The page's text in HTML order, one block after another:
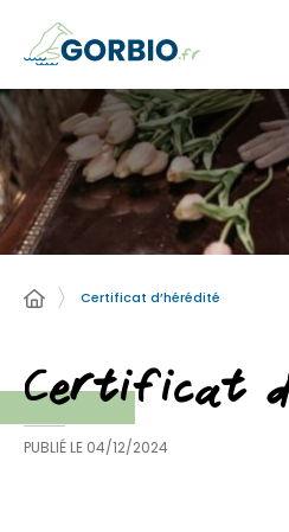
Certificat d’hérédité
Certificat
PUBLIÉ LE 04/12/2024